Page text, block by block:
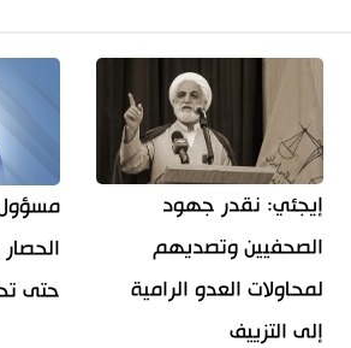
إيجئي: نقدر جهود
الصحفيين وتصديهم
لمحاولات العدو الرامية
إلى التزييف
حتى